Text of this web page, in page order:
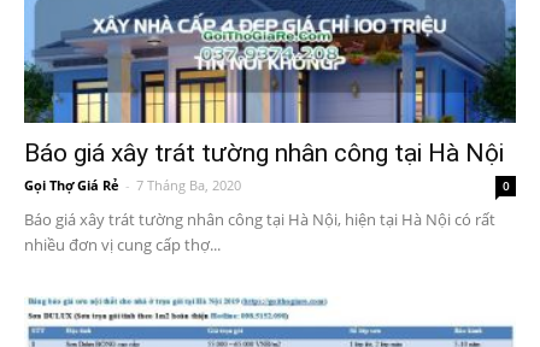
Báo giá xây trát tường nhân công tại Hà Nội
Gọi Thợ Giá Rẻ - 7 Tháng Ba, 2020 0
Báo giá xây trát tường nhân công tại Hà Nội, hiện tại Hà Nội có rất
nhiều đơn vị cung cấp thợ...